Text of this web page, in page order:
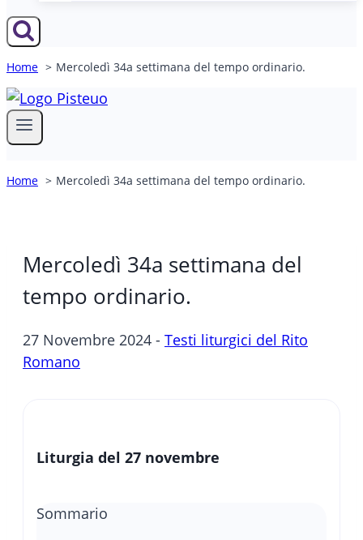
Home Mercoledì 34a settimana del tempo ordinario.
Home Mercoledì 34a settimana del tempo ordinario.
Mercoledì 34a settimana del
tempo ordinario.
27 Novembre 2024 - Testi liturgici del Rito
Romano
Liturgia del 27 novembre
Sommario